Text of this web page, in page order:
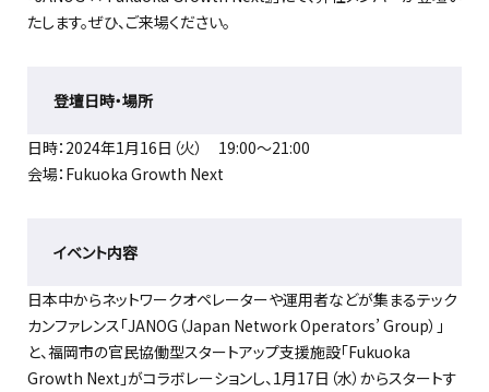
たします。ぜひ、ご来場ください。
登壇日時・場所
日時：2024年1月16日（火） 19:00〜21:00
会場：Fukuoka Growth Next
イベント内容
日本中からネットワークオペレーターや運用者などが集まるテック
カンファレンス「JANOG（Japan Network Operators’ Group）」
と、福岡市の官民協働型スタートアップ支援施設「Fukuoka
Growth Next」がコラボレーションし、1月17日（水）からスタートす